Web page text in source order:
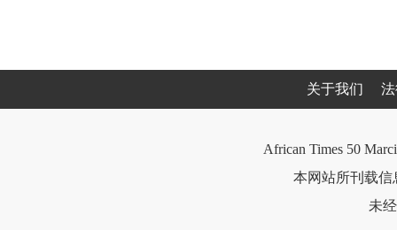
关于我们
African Times 50
本网站所刊载信
未